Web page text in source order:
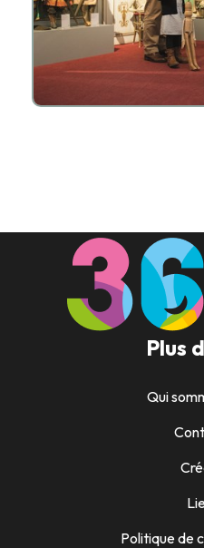
Plus
Qui
Politique de